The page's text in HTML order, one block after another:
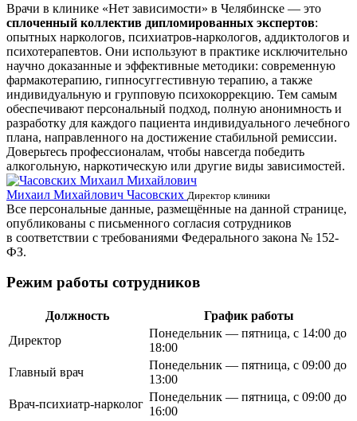
Врачи в клинике «Нет зависимости» в Челябинске — это
сплоченный коллектив дипломированных экспертов:
опытных наркологов, психиатров-наркологов, аддиктологов и
психотерапевтов. Они используют в практике исключительно
научно доказанные и эффективные методики: современную
фармакотерапию, гипносуггестивную терапию, а также
индивидуальную и групповую психокоррекцию. Тем самым
обеспечивают персональный подход, полную анонимность и
разработку для каждого пациента индивидуального лечебного
плана, направленного на достижение стабильной ремиссии.
Доверьтесь профессионалам, чтобы навсегда победить
алкогольную, наркотическую или другие виды зависимостей.
Михаил Михайлович Часовских Директор клиники
Все персональные данные, размещённые на данной странице,
опубликованы с письменного согласия сотрудников
в соответствии с требованиями Федерального закона № 152-
ФЗ.
Режим работы сотрудников
Должность
График работы
Директор
Понедельник — пятница, с 14:00 до
18:00
Главный врач
Понедельник — пятница, с 09:00 до
13:00
Врач-психиатр-нарколог
Понедельник — пятница, с 09:00 до
16:00